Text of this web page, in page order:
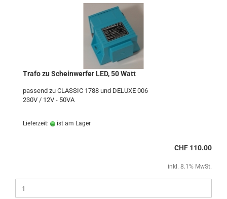
Trafo zu Scheinwerfer LED, 50 Watt
passend zu CLASSIC 1788 und DELUXE 006
230V / 12V - 50VA
Lieferzeit: ist am Lager
CHF 110.00
inkl. 8.1% MwSt.